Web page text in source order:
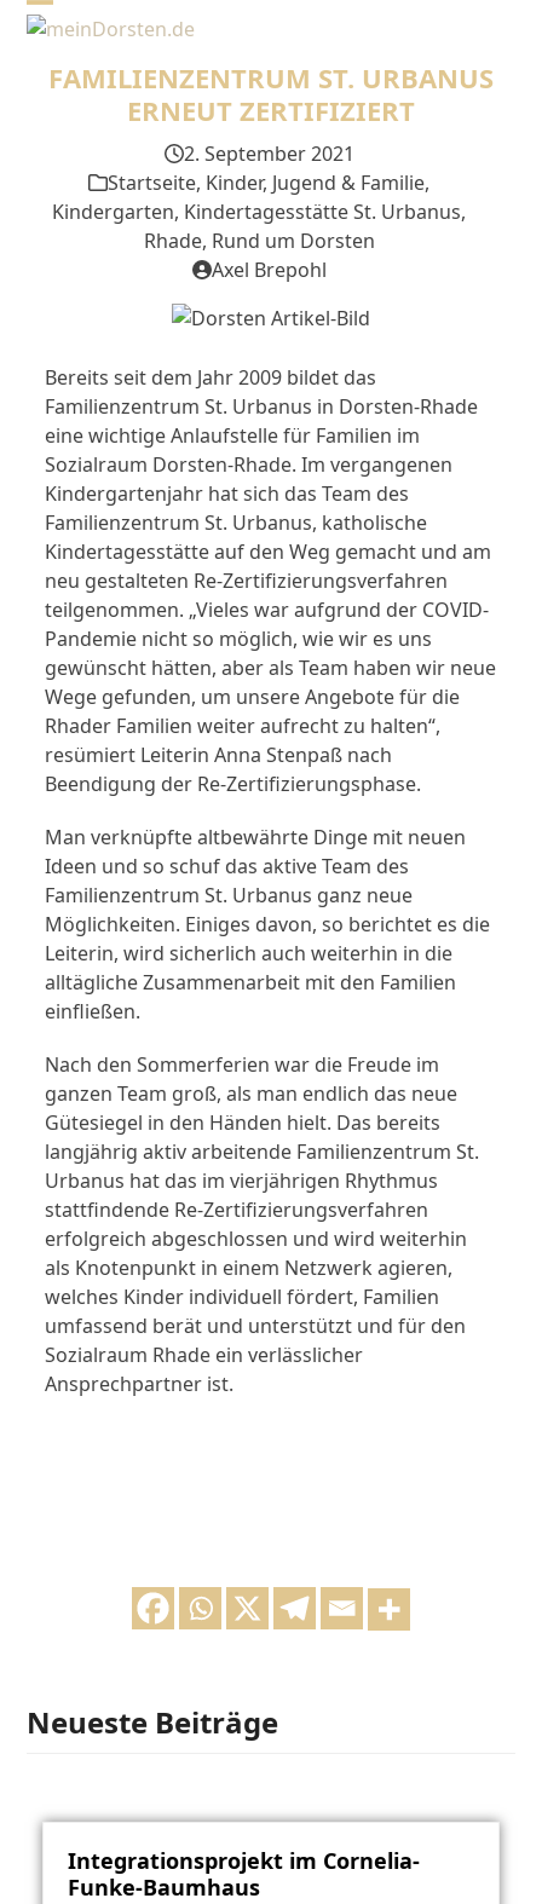
Skip
content
Open
mobile
Close
mobile
FAMILIENZENTRUM ST. URBANUS
ERNEUT ZERTIFIZIERT
2. September 2021
Startseite, Kinder, Jugend & Familie,
Kindergarten, Kindertagesstätte St. Urbanus,
Rhade, Rund um Dorsten
Axel Brepohl
Bereits seit dem Jahr 2009 bildet das
Familienzentrum St. Urbanus in Dorsten-Rhade
eine wichtige Anlaufstelle für Familien im
Sozialraum Dorsten-Rhade. Im vergangenen
Kindergartenjahr hat sich das Team des
Familienzentrum St. Urbanus, katholische
Kindertagesstätte auf den Weg gemacht und am
neu gestalteten Re-Zertifizierungsverfahren
teilgenommen. „Vieles war aufgrund der COVID-
Pandemie nicht so möglich, wie wir es uns
gewünscht hätten, aber als Team haben wir neue
Wege gefunden, um unsere Angebote für die
Rhader Familien weiter aufrecht zu halten“,
resümiert Leiterin Anna Stenpaß nach
Beendigung der Re-Zertifizierungsphase.
Man verknüpfte altbewährte Dinge mit neuen
Ideen und so schuf das aktive Team des
Familienzentrum St. Urbanus ganz neue
Möglichkeiten. Einiges davon, so berichtet es die
Leiterin, wird sicherlich auch weiterhin in die
alltägliche Zusammenarbeit mit den Familien
einfließen.
Nach den Sommerferien war die Freude im
ganzen Team groß, als man endlich das neue
Gütesiegel in den Händen hielt. Das bereits
langjährig aktiv arbeitende Familienzentrum St.
Urbanus hat das im vierjährigen Rhythmus
stattfindende Re-Zertifizierungsverfahren
erfolgreich abgeschlossen und wird weiterhin
als Knotenpunkt in einem Netzwerk agieren,
welches Kinder individuell fördert, Familien
umfassend berät und unterstützt und für den
Sozialraum Rhade ein verlässlicher
Ansprechpartner ist.
Neueste Beiträge
Integrationsprojekt im Cornelia-
Funke-Baumhaus